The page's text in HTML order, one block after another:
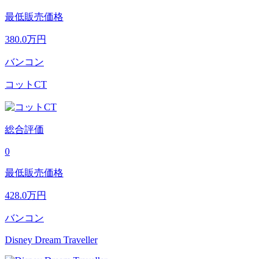
最低販売価格
380.0万円
バンコン
コットCT
総合評価
0
最低販売価格
428.0万円
バンコン
Disney Dream Traveller